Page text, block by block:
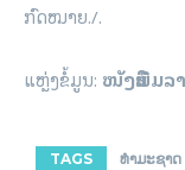
ກົດໝາຍ./.
ແຫຼ່ງຂໍ້ມູນ: ໜັງສືພິມລ
TAGS ທຳ​ມະ​ຊາດ